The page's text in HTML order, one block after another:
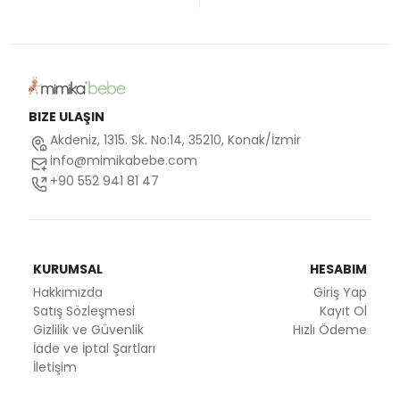
BIZE ULAŞIN
Akdeniz, 1315. Sk. No:14, 35210, Konak/İzmir
info@mimikabebe.com
+90 552 941 81 47
KURUMSAL
Hakkımızda
Satış Sözleşmesi
Gizlilik ve Güvenlik
İade ve İptal Şartları
İletişim
HESABIM
Giriş Yap
Kayıt Ol
Hızlı Ödeme